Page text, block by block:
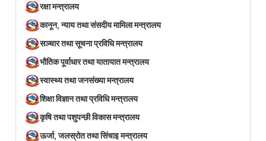
रक्षा मन्त्रालय
कानून, न्याय तथा संसदीय मामिला मन्त्रालय
सञ्‍चार तथा सूचना प्रविधि मन्त्रालय
भौतिक पूर्वाधार तथा यातायात मन्त्रालय
स्वास्थ्य तथा जनसंख्या मन्त्रालय
शिक्षा विज्ञान तथा प्रविधि मन्त्रालय
कृषि तथा पशुपन्छी विकास मन्त्रालय
ऊर्जा, जलस्रोत तथा सिंचाइ मन्त्रालय